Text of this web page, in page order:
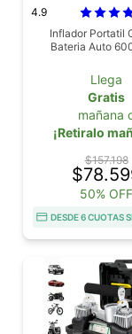
4.9
Inflador Portatil
Bateria Auto
Llega
Gratis
mañana
¡Retiralo
$157.198
50% OFF
DESDE 6 CUOTAS